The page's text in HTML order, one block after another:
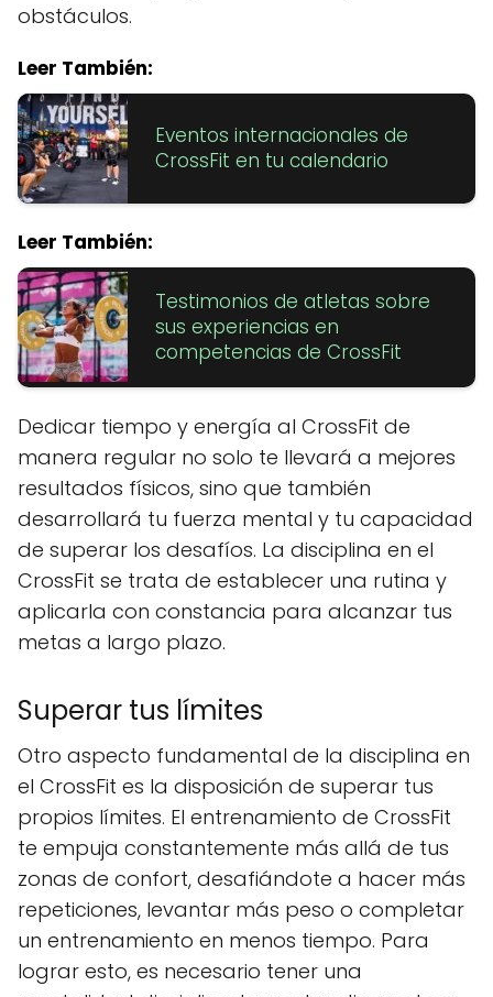
obstáculos.
Leer También:
Eventos internacionales de
CrossFit en tu calendario
Leer También:
Testimonios de atletas sobre
sus experiencias en
competencias de CrossFit
Dedicar tiempo y energía al CrossFit de
manera regular no solo te llevará a mejores
resultados físicos, sino que también
desarrollará tu fuerza mental y tu capacidad
de superar los desafíos. La disciplina en el
CrossFit se trata de establecer una rutina y
aplicarla con constancia para alcanzar tus
metas a largo plazo.
Superar tus límites
Otro aspecto fundamental de la disciplina en
el CrossFit es la disposición de superar tus
propios límites. El entrenamiento de CrossFit
te empuja constantemente más allá de tus
zonas de confort, desafiándote a hacer más
repeticiones, levantar más peso o completar
un entrenamiento en menos tiempo. Para
lograr esto, es necesario tener una